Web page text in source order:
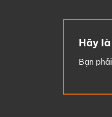
Hãy
Bạn phải